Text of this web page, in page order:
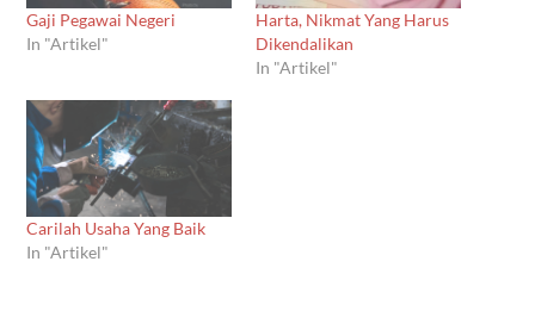
Gaji Pegawai Negeri
In "Artikel"
Harta, Nikmat Yang Harus
Dikendalikan
In "Artikel"
Carilah Usaha Yang Baik
In "Artikel"